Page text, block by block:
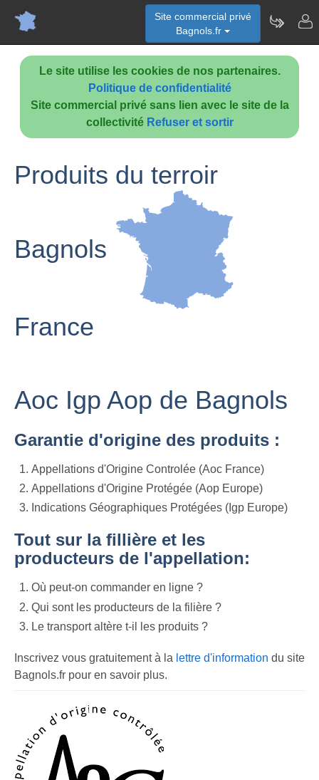
Le site utilise les cookies de nos partenaires.
Politique de confidentialité
Site commercial privé sans lien avec le site de la
collectivité Refuser et sortir
Site commercial privé
Bagnols.fr
Produits du terroir
Bagnols
France
Aoc Igp Aop de Bagnols
Garantie d'origine des produits :
Appellations d'Origine Controlée (Aoc France)
Appellations d'Origine Protégée (Aop Europe)
Indications Géographiques Protégées (Igp Europe)
Tout sur la fillière et les
producteurs de l'appellation:
Où peut-on commander en ligne ?
Qui sont les producteurs de la filière ?
Le transport altère t-il les produits ?
Inscrivez vous gratuitement à la lettre d'information du site
Bagnols.fr pour en savoir plus.